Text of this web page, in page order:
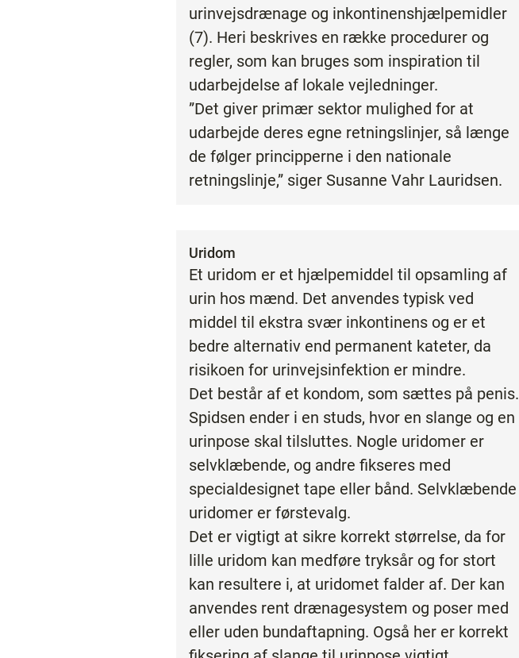
urinvejsdrænage og inkontinenshjælpemidler
(7). Heri beskrives en række procedurer og
regler, som kan bruges som inspiration til
udarbejdelse af lokale vejledninger.
”Det giver primær sektor mulighed for at
udarbejde deres egne retningslinjer, så længe
de følger principperne i den nationale
retningslinje,” siger Susanne Vahr Lauridsen.
Uridom
Et uridom er et hjælpemiddel til opsamling af
urin hos mænd. Det anvendes typisk ved
middel til ekstra svær inkontinens og er et
bedre alternativ end permanent kateter, da
risikoen for urinvejsinfektion er mindre.
Det består af et kondom, som sættes på penis.
Spidsen ender i en studs, hvor en slange og en
urinpose skal tilsluttes. Nogle uridomer er
selvklæbende, og andre fikseres med
specialdesignet tape eller bånd. Selvklæbende
uridomer er førstevalg.
Det er vigtigt at sikre korrekt størrelse, da for
lille uridom kan medføre tryksår og for stort
kan resultere i, at uridomet falder af. Der kan
anvendes rent drænagesystem og poser med
eller uden bundaftapning. Også her er korrekt